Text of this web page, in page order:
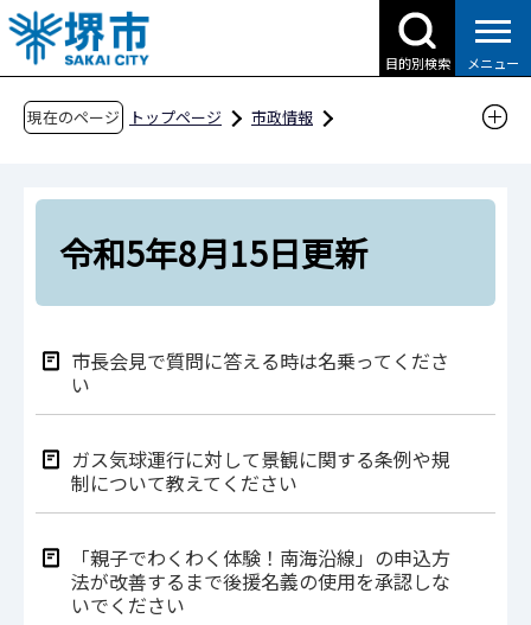
こ
の
ペ
目的別検索 メニュー
現在のページ トップページ
市政情報
市民の声
市民の声Q&A（令和5年度分）
令和5年8月15日更新
令和5年8月15日更新
市長会見で質問に答える時は名乗ってくださ
い
ガス気球運行に対して景観に関する条例や規
制について教えてください
「親子でわくわく体験！南海沿線」の申込方
法が改善するまで後援名義の使用を承認しな
いでください